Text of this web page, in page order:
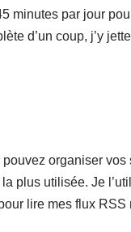
minutes par jour
d’un coup, j’y
organiser
plus utilisée. Je
lire mes flux